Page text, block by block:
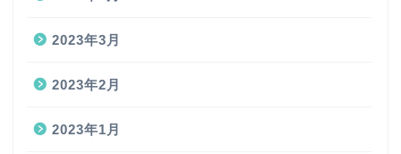
2023年3月
2023年2月
2023年1月